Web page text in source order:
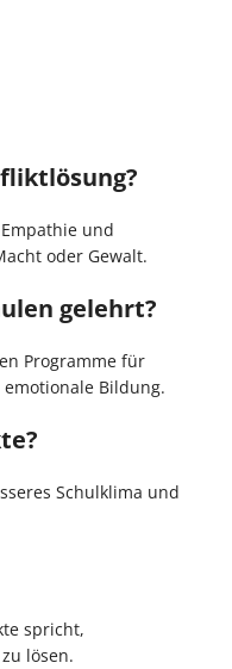
und
oder Gewalt.
gelehrt?
Programme für
Bildung.
Schulklima und
spricht,
lösen.